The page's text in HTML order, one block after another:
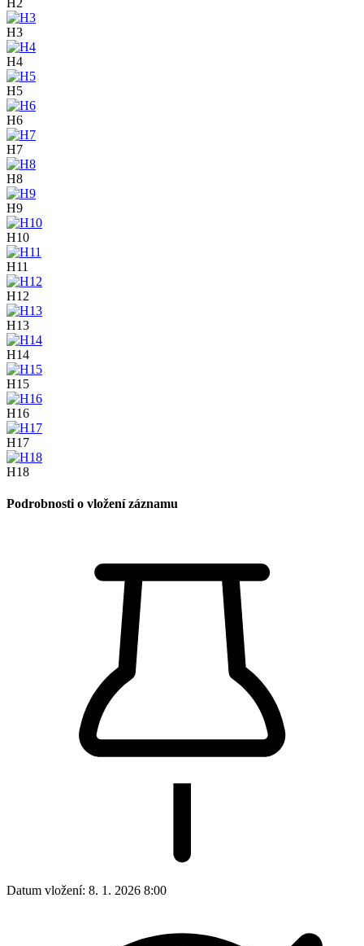
H3
H4
H5
H6
H7
H8
H9
H10
H11
H12
H13
H14
H15
H16
H17
H18
Podrobnosti o vložení záznamu
Datum vložení: 8. 1. 2026 8:00